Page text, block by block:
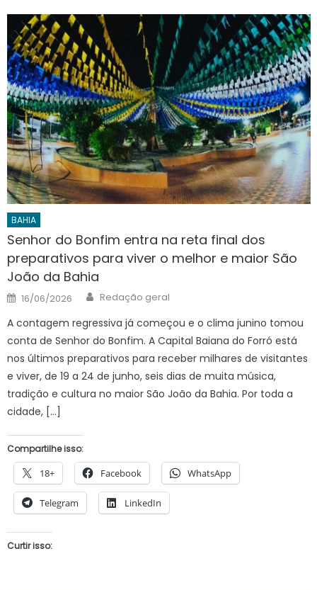
BAHIA
Senhor do Bonfim entra na reta final dos
preparativos para viver o melhor e maior São
João da Bahia
Posted
on
16/06/2026 Author
Redação geral
A contagem regressiva já começou e o clima junino tomou
conta de Senhor do Bonfim. A Capital Baiana do Forró está
nos últimos preparativos para receber milhares de visitantes
e viver, de 19 a 24 de junho, seis dias de muita música,
tradição e cultura no maior São João da Bahia. Por toda a
cidade, […]
Compartilhe isso:
18+ Facebook WhatsApp
Telegram LinkedIn
Curtir isso: